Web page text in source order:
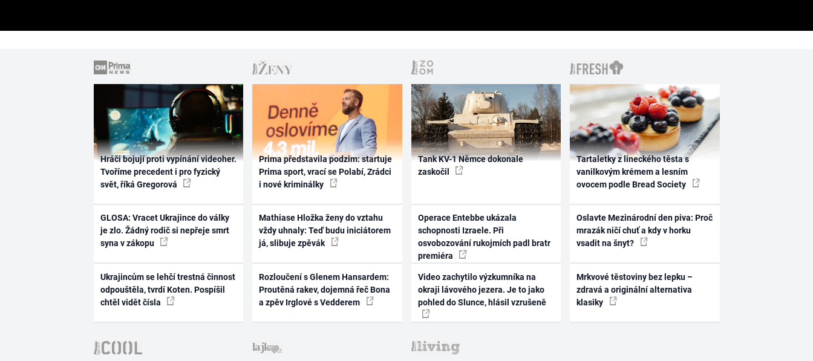
Hráči bojují proti vypínání videoher.
Tvoříme precedent i pro fyzický
svět, říká Gregorová
GLOSA: Vracet Ukrajince do války
je zlo. Žádný rodič si nepřeje smrt
syna v zákopu
Ukrajincům se lehčí trestná činnost
odpouštěla, tvrdí Koten. Pospíšil
chtěl vidět čísla
Prima představila podzim: startuje
Prima sport, vrací se Polabí, Zrádci
i nové kriminálky
Mathiase Hložka ženy do vztahu
vždy uhnaly: Teď budu iniciátorem
já, slibuje zpěvák
Rozloučení s Glenem Hansardem:
Proutěná rakev, dojemná řeč Bona
a zpěv Irglové s Vedderem
Tank KV-1 Němce dokonale
zaskočil
Operace Entebbe ukázala
schopnosti Izraele. Při
osvobozování rukojmích padl bratr
premiéra
Video zachytilo výzkumníka na
okraji lávového jezera. Je to jako
pohled do Slunce, hlásil vzrušeně
Tartaletky z lineckého těsta s
vanilkovým krémem a lesním
ovocem podle Bread Society
Oslavte Mezinárodní den piva: Proč
mrazák ničí chuť a kdy v horku
vsadit na šnyt?
Mrkvové těstoviny bez lepku –
zdravá a originální alternativa
klasiky